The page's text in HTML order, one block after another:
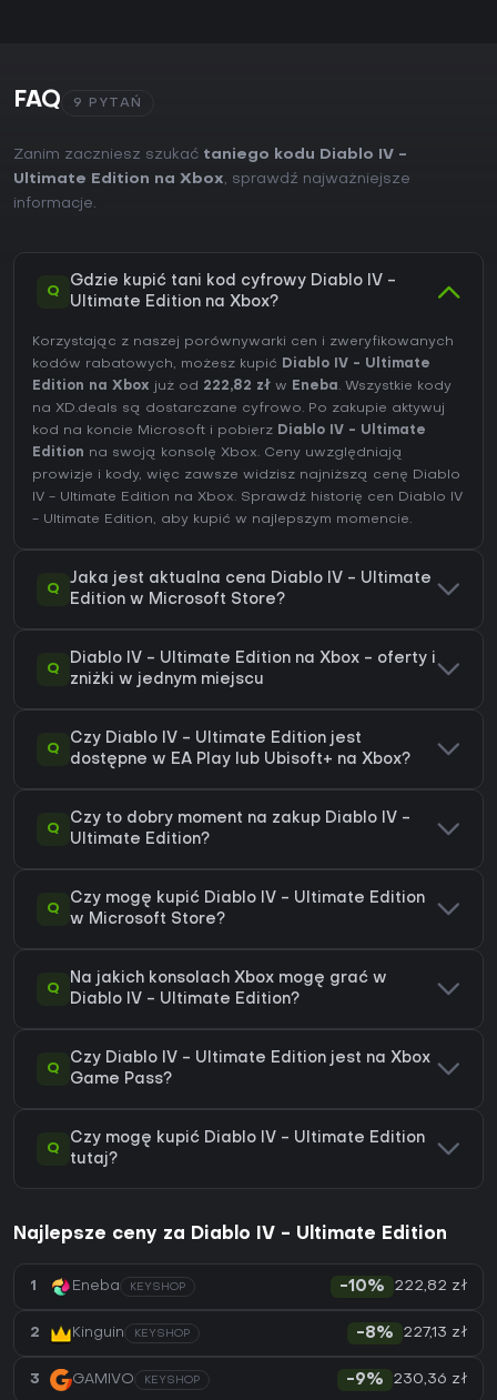
FAQ 9 PYTAŃ
Zanim zaczniesz szukać taniego kodu Diablo IV -
Ultimate Edition na Xbox, sprawdź najważniejsze
informacje.
Q
Gdzie kupić tani kod cyfrowy Diablo IV -
Ultimate Edition na Xbox?
Korzystając z naszej porównywarki cen i zweryfikowanych
kodów rabatowych, możesz kupić Diablo IV - Ultimate
Edition na Xbox już od 222,82 zł w Eneba. Wszystkie kody
na XD.deals są dostarczane cyfrowo. Po zakupie aktywuj
kod na koncie Microsoft i pobierz Diablo IV - Ultimate
Edition na swoją konsolę Xbox. Ceny uwzględniają
prowizje i kody, więc zawsze widzisz najniższą cenę Diablo
IV - Ultimate Edition na Xbox. Sprawdź historię cen Diablo IV
- Ultimate Edition, aby kupić w najlepszym momencie.
Q
Jaka jest aktualna cena Diablo IV - Ultimate
Edition w Microsoft Store?
Q
Diablo IV - Ultimate Edition na Xbox - oferty i
zniżki w jednym miejscu
Q
Czy Diablo IV - Ultimate Edition jest
dostępne w EA Play lub Ubisoft+ na Xbox?
Q
Czy to dobry moment na zakup Diablo IV -
Ultimate Edition?
Q
Czy mogę kupić Diablo IV - Ultimate Edition
w Microsoft Store?
Q
Na jakich konsolach Xbox mogę grać w
Diablo IV - Ultimate Edition?
Q
Czy Diablo IV - Ultimate Edition jest na Xbox
Game Pass?
Q
Czy mogę kupić Diablo IV - Ultimate Edition
tutaj?
Najlepsze ceny za Diablo IV - Ultimate Edition
1 Eneba KEYSHOP -10% 222,82 zł
2 Kinguin KEYSHOP -8% 227,13 zł
3 GAMIVO KEYSHOP -9% 230,36 zł